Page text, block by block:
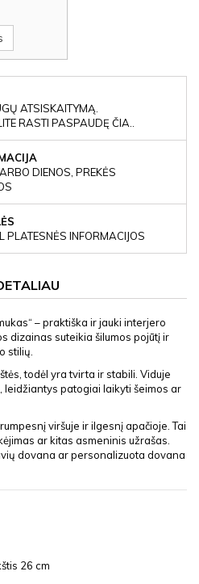
ATSISKAITYMĄ.
RASTI PASPAUDĘ ČIA..
DIENOS, PREKĖS
PLATESNĖS INFORMACIJOS
– praktiška ir jauki interjero
dizainas suteikia šilumos pojūtį ir
stilių.
todėl yra tvirta ir stabili. Viduje
patogiai laikyti šeimos ar
viršuje ir ilgesnį apačioje. Tai
ar kitas asmeninis užrašas.
dovana ar personalizuota dovana
26 cm